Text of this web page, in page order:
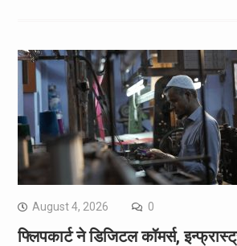
August 4, 2026 0
फ्लिपकार्ट ने डिजिटल कॉमर्स,